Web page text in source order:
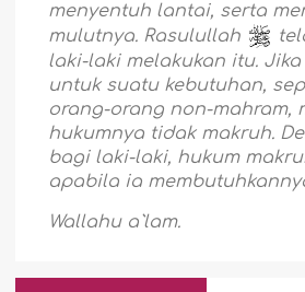
menyentuh lantai, serta
mulutnya. Rasulullah
laki-laki melakukan itu.
untuk suatu kebutuhan,
orang-orang non-mahram,
hukumnya tidak makruh.
bagi laki-laki, hukum
apabila ia
Wallahu a`lam.